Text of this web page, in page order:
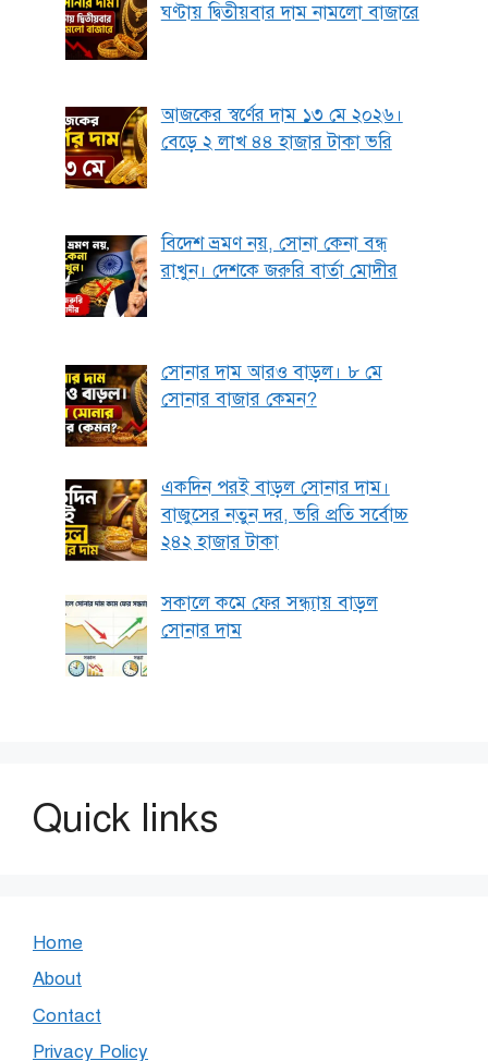
ঘণ্টায় দ্বিতীয়বার দাম নামলো বাজারে
আজকের স্বর্ণের দাম ১৩ মে ২০২৬।
বেড়ে ২ লাখ ৪৪ হাজার টাকা ভরি
বিদেশ ভ্রমণ নয়, সোনা কেনা বন্ধ
রাখুন। দেশকে জরুরি বার্তা মোদীর
সোনার দাম আরও বাড়ল। ৮ মে
সোনার বাজার কেমন?
একদিন পরই বাড়ল সোনার দাম।
বাজুসের নতুন দর, ভরি প্রতি সর্বোচ্চ
২৪২ হাজার টাকা
সকালে কমে ফের সন্ধ্যায় বাড়ল
সোনার দাম
Quick links
Home
About
Contact
Privacy Policy